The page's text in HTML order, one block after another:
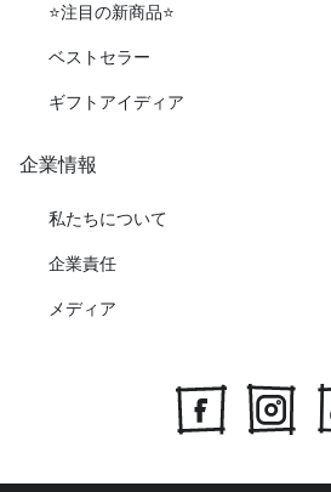
⭐️注目の新商品⭐️
ベストセラー
ギフトアイディア
企業情報
私たちについて
企業責任
メディア